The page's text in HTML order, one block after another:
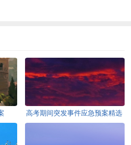
高考期间突发事件应急预案精选